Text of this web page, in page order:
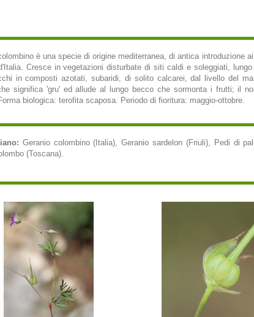
è una specie di origine mediterranea, di antica
Cresce in vegetazioni disturbate di siti caldi e soleggiati,
in composti azotati, subaridi, di solito calcarei, dal livello del
significa 'gru' ed allude al lungo becco che sormonta i frutti; il
biologica: terofita scaposa. Periodo di fioritura: maggio-ottobre.
Geranio colombino (Italia), Geranio sardelon (Friuli), Pedi di
(Toscana).